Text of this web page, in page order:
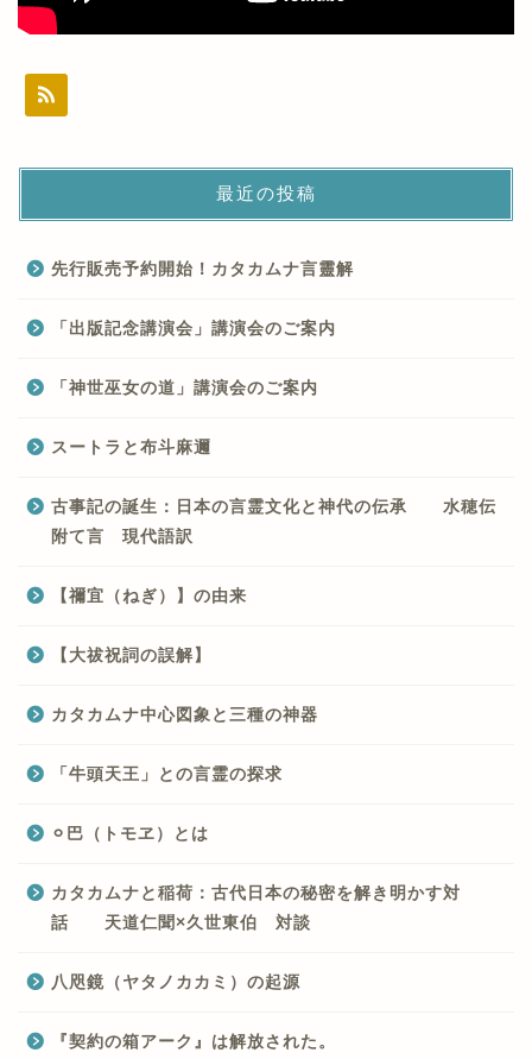
最近の投稿
先行販売予約開始！カタカムナ言靈解
「出版記念講演会」講演会のご案内
「神世巫女の道」講演会のご案内
スートラと布斗麻邇
古事記の誕生：日本の言霊文化と神代の伝承 水穂伝
附て言 現代語訳
【禰宜（ねぎ）】の由来
【大祓祝詞の誤解】
カタカムナ中心図象と三種の神器
「牛頭天王」との言霊の探求
⚪︎巴（トモヱ）とは
カタカムナと稲荷：古代日本の秘密を解き明かす対
話 天道仁聞×久世東伯 対談
八咫鏡（ヤタノカカミ）の起源
『契約の箱アーク』は解放された。